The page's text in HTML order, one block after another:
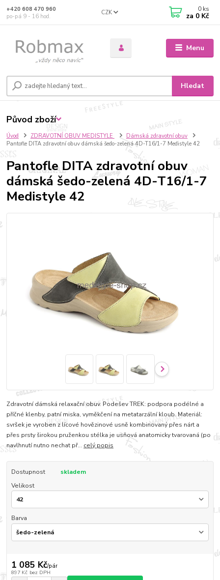
Menu
CZK
Hledat
+420 608 470 960
po-pá 9 - 16 hod.
0 ks
za 0 Kč
Úvod ZDRAVOTNÍ OBUV MEDISTYLE
Dámská zdravotní obuv
Pantofle DITA zdravotní obuv dámská šedo-zelená 4D-T16/1-7 Medistyle 42
Pantofle DITA zdravotní obuv
dámská šedo-zelená 4D-T16/1-7
Medistyle 42
Zdravotní dámská relaxační obuv. Podešev TREK: podpora podélné a
příčné klenby, patní miska, vyměkčení na metatarzální kloub. Materiál:
svršek je vyroben z lícové hovězinové usně kombinovaný přes nárt a
přes prsty širokou pruženkou stélka je usňová anatomicky tvarovaná (po
navlhnutí nutno nechat př... celý popis
Dostupnost
skladem
Velikost
Barva
1 085 Kč/pár
897 Kč bez DPH
Původ zboží